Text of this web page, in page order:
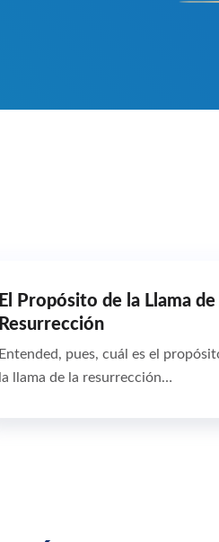
El Propósito de la Llama de
Resurrección
Entended, pues, cuál es el
la llama de la resurrección…